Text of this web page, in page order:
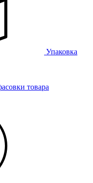
Упаковка
товара